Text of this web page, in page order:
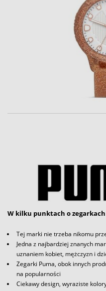
W kilku punktach o
Tej marki nie trzeba nikomu
Jedna z najbardziej znanych
uznaniem kobiet, mężczyzn i
Zegarki Puma, obok innych
na popularności
Ciekawy design, wyraziste